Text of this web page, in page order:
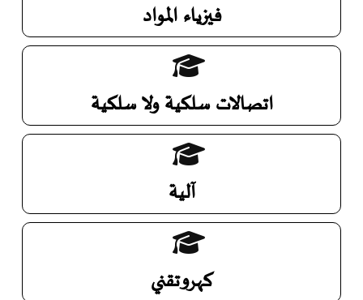
فيزياء المواد
اتصالات سلكية ولا سلكية
آلية
كهروتقني